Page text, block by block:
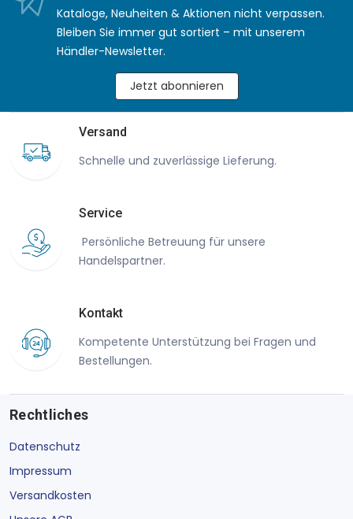
Kataloge, Neuheiten & Aktionen nicht verpassen.
Bleiben Sie immer gut sortiert – mit unserem
Händler-Newsletter.
Jetzt abonnieren
Versand
Schnelle und zuverlässige Lieferung.
Service
Persönliche Betreuung für unsere
Handelspartner.
Kontakt
Kompetente Unterstützung bei Fragen und
Bestellungen.
Rechtliches
Datenschutz
Impressum
Versandkosten